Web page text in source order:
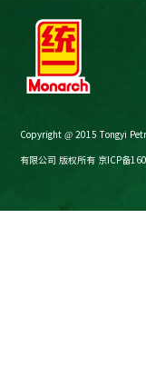
Copyright @ 2015 Tongyi
有限公司 版权所有 京ICP备